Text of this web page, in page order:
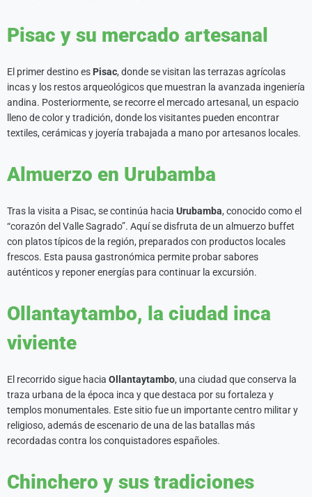
Pisac y su mercado artesanal
El primer destino es Pisac, donde se visitan las terrazas agrícolas
incas y los restos arqueológicos que muestran la avanzada ingeniería
andina. Posteriormente, se recorre el mercado artesanal, un espacio
lleno de color y tradición, donde los visitantes pueden encontrar
textiles, cerámicas y joyería trabajada a mano por artesanos locales.
Almuerzo en Urubamba
Tras la visita a Pisac, se continúa hacia Urubamba, conocido como el
“corazón del Valle Sagrado”. Aquí se disfruta de un almuerzo buffet
con platos típicos de la región, preparados con productos locales
frescos. Esta pausa gastronómica permite probar sabores
auténticos y reponer energías para continuar la excursión.
Ollantaytambo, la ciudad inca
viviente
El recorrido sigue hacia Ollantaytambo, una ciudad que conserva la
traza urbana de la época inca y que destaca por su fortaleza y
templos monumentales. Este sitio fue un importante centro militar y
religioso, además de escenario de una de las batallas más
recordadas contra los conquistadores españoles.
Chinchero y sus tradiciones